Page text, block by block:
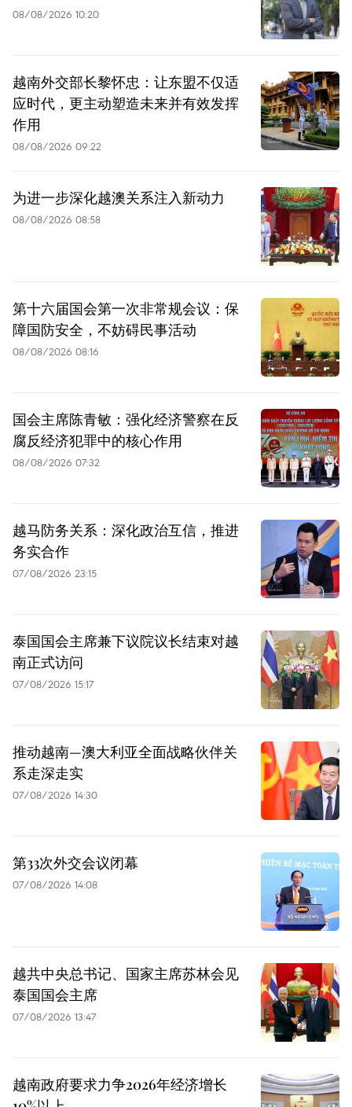
08/08/2026 10:20
越南外交部长黎怀忠：让东盟不仅适
应时代，更主动塑造未来并有效发挥
作用
08/08/2026 09:22
为进一步深化越澳关系注入新动力
08/08/2026 08:58
第十六届国会第一次非常规会议：保
障国防安全，不妨碍民事活动
08/08/2026 08:16
国会主席陈青敏：强化经济警察在反
腐反经济犯罪中的核心作用
08/08/2026 07:32
越马防务关系：深化政治互信，推进
务实合作
07/08/2026 23:15
泰国国会主席兼下议院议长结束对越
南正式访问
07/08/2026 15:17
推动越南—澳大利亚全面战略伙伴关
系走深走实
07/08/2026 14:30
第33次外交会议闭幕
07/08/2026 14:08
越共中央总书记、国家主席苏林会见
泰国国会主席
07/08/2026 13:47
越南政府要求力争2026年经济增长